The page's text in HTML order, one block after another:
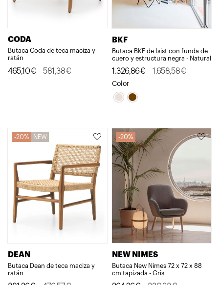
CODA
Butaca Coda de teca maciza y
ratán
581,38€
El
465,10€
El
BKF
Butaca BKF de Isist con funda de
cuero y estructura negra - Natural
1.658,58€
El
precio
original
1.326,86€
El
precio
actual
Color
20% NEW
DEAN
Butaca Dean de teca maciza y
ratán
20%
NEW NIMES
Butaca New Nimes 72 x 72 x 88
cm tapizada - Gris